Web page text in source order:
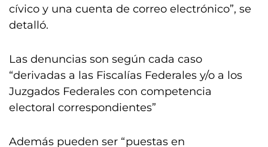
cívico y una cuenta de correo electrónico”, se
detalló.
Las denuncias son según cada caso
“derivadas a las Fiscalías Federales y/o a los
Juzgados Federales con competencia
electoral correspondientes”
Además pueden ser “puestas en